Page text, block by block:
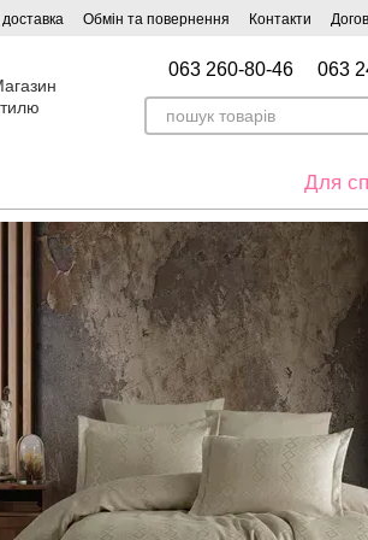
контентуОбмін та повернення Контакти
063 260-80-46 063
Для